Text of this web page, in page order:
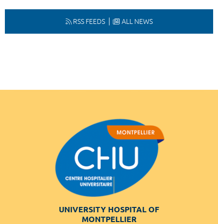
RSS FEEDS ALL NEWS
UNIVERSITY HOSPITAL OF
MONTPELLIER